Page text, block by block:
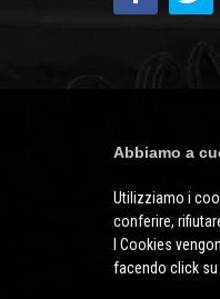
Abbiamo a
Utilizziamo i
conferire,
I Cookies
facendo click su